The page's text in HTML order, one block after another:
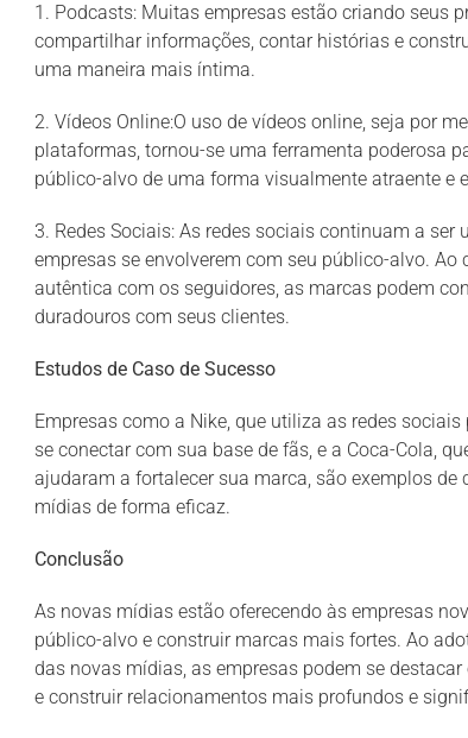
1. Podcasts: Muitas empresas estão criando seus
compartilhar informações, contar histórias e
uma maneira mais íntima.
2. Vídeos Online:O uso de vídeos online, seja por
plataformas, tornou-se uma ferramenta poderosa
público-alvo de uma forma visualmente atraente e
3. Redes Sociais: As redes sociais continuam a
empresas se envolverem com seu público-alvo.
autêntica com os seguidores, as marcas podem
duradouros com seus clientes.
Estudos de Caso de Sucesso
Empresas como a Nike, que utiliza as redes
se conectar com sua base de fãs, e a Coca-Cola,
ajudaram a fortalecer sua marca, são exemplos
mídias de forma eficaz.
Conclusão
As novas mídias estão oferecendo às empresas
público-alvo e construir marcas mais fortes. Ao
das novas mídias, as empresas podem se
e construir relacionamentos mais profundos e